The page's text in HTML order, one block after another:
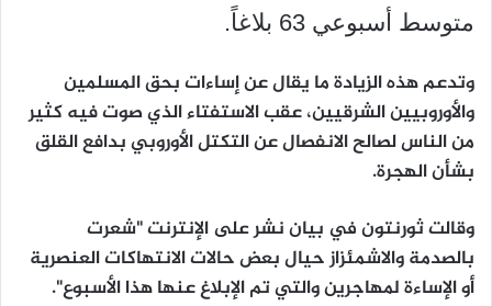
متوسط أسبوعي 63 بلاغاً.
وتدعم هذه الزيادة ما يقال عن إساءات بحق المسلمين
والأوروبيين الشرقيين، عقب الاستفتاء الذي صوت فيه كثير
من الناس لصالح الانفصال عن التكتل الأوروبي بدافع القلق
بشأن الهجرة.
وقالت ثورنتون في بيان نشر على الإنترنت "شعرت
بالصدمة والاشمئزاز حيال بعض حالات الانتهاكات العنصرية
أو الإساءة لمهاجرين والتي تم الإبلاغ عنها هذا الأسبوع".